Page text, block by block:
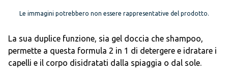
Le immagini potrebbero non essere rappresentative del prodotto.
La sua duplice funzione, sia gel doccia che shampoo,
permette a questa formula 2 in 1 di detergere e idratare i
capelli e il corpo disidratati dalla spiaggia o dal sole.